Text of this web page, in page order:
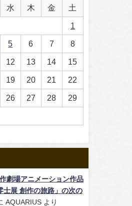
水 木 金 土
1
5 6 7 8
12 13 14 15
19 20 21 22
26 27 28 29
劇場アニメーション作品
士展 創作の旅路」の次の
AQUARIUSより